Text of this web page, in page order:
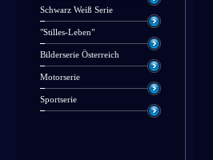
Schwarz Weiß Serie
"Stilles-Leben"
Bilderserie Österreich
Motorserie
Sportserie